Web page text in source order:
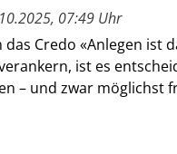
07:49 Uhr
das Credo «Anlegen ist
ist es
– und zwar möglichst